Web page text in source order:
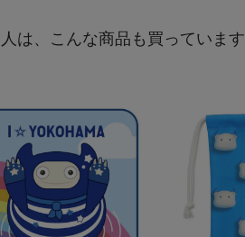
は、こんな商品も買っています